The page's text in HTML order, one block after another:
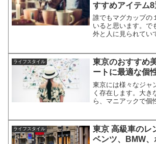
すすめアイテム8
誰でもマグカップの
いると思います。で
外と人に見られてい
センスもイメージさ
要なアイテムだっ
すすめのおしゃれマ
落で素敵なおすすめ
ライフスタイル
東京のおすすめ
ートに最適な個
東京には様々なジャ
く存在します。大き
ら、マニアックで個
様々です。そこで今
人のデートにもお
館を厳選してご紹介
東京の大人のデート
ライフスタイル
東京 高級車のレ
ベンツ、BMW